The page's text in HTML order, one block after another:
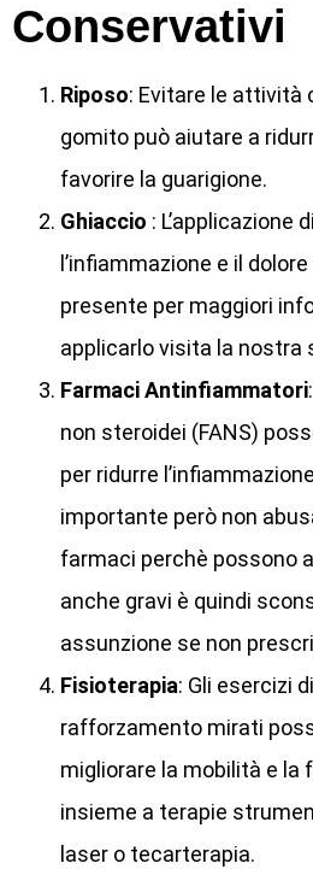
Conservativi
Riposo: Evitare le attività
gomito può aiutare a
favorire la guarigione.
Ghiaccio : L’applicazione
l’infiammazione e il
presente per maggiori
applicarlo visita la nostra
Farmaci Antinfiammatori
non steroidei (FANS)
per ridurre
importante però non
farmaci perchè possono
anche gravi è quindi
assunzione se non
Fisioterapia: Gli esercizi
rafforzamento mirati
migliorare la mobilità e la
insieme a terapie
laser o tecarterapia.